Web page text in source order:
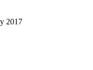
2017